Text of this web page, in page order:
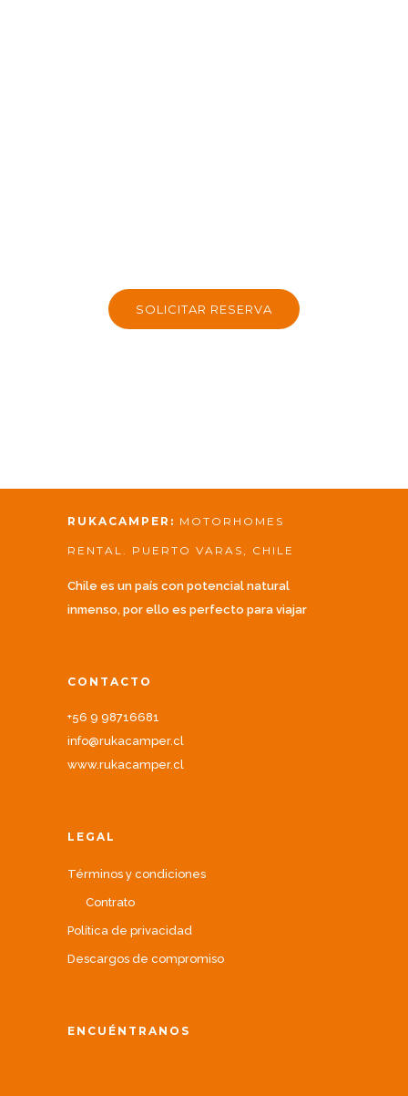
SOLICITAR RESERVA
RUKACAMPER: MOTORHOMES
RENTAL. PUERTO VARAS, CHILE
Chile es un país con potencial natural
inmenso, por ello es perfecto para viajar
CONTACTO
+56 9 98716681
info@rukacamper.cl
www.rukacamper.cl
LEGAL
Términos y condiciones
Contrato
Política de privacidad
Descargos de compromiso
ENCUÉNTRANOS